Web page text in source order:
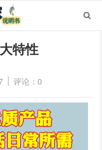
特性
评论：0